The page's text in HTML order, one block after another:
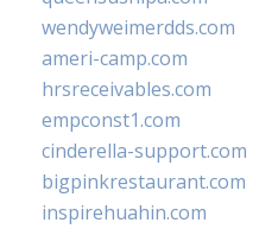
wendyweimerdds.com
ameri-camp.com
hrsreceivables.com
empconst1.com
cinderella-support.com
bigpinkrestaurant.com
inspirehuahin.com